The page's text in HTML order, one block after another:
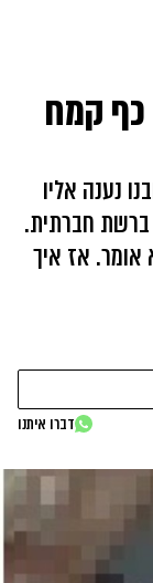
"תבלע כף קמח
נענה אליו
חברתית.
אומר. אז איך
דברו איתנו